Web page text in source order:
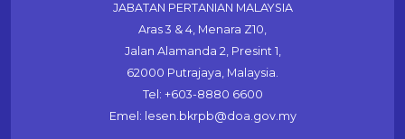
JABATAN PERTANIAN MALAYSIA
Aras 3 & 4, Menara Z10,
Jalan Alamanda 2, Presint 1,
62000 Putrajaya, Malaysia.
Tel: +603-8880 6600
Emel: lesen.bkrpb@doa.gov.my